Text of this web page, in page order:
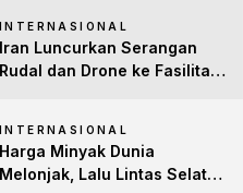
INTERNASIONAL
Iran Luncurkan Serangan
Rudal dan Drone ke Fasilitas
INTERNASIONAL
Harga Minyak Dunia
Melonjak, Lalu Lintas Selat